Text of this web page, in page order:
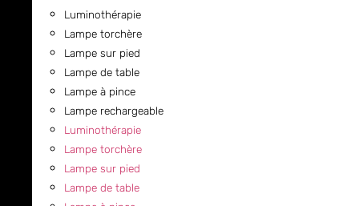
Luminothérapie
Lampe torchère
Lampe sur pied
Lampe de table
Lampe à pince
Lampe rechargeable
Luminothérapie
Lampe torchère
Lampe sur pied
Lampe de table